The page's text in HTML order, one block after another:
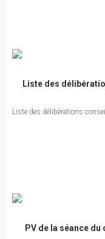
Liste des
Liste des délibérations
PV de la séance